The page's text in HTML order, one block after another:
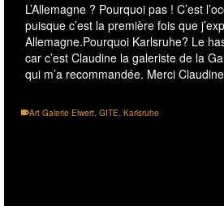
L’Allemagne ? Pourquoi pas ! C’est
puisque c’est la première fois que
Allemagne.Pourquoi Karlsruhe? Le
car c’est Claudine la galeriste de la
qui m’a recommandée. Merci
Art Galerie Elwert, GITE, Karlsruhe